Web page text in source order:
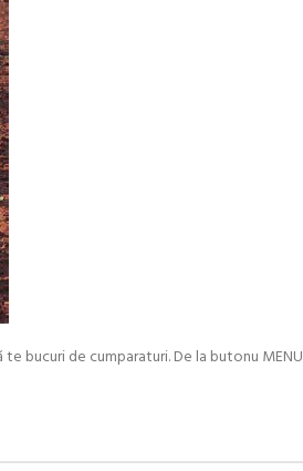
bucuri de cumparaturi. De la butonu MENU